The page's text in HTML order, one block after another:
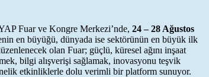
Fuar ve Kongre Merkezi’nde, 24 – 28 Ağustos
en büyüğü, dünyada ise sektörünün en büyük ilk
olan Fuar; güçlü, küresel ağını inşaat
bilgi alışverişi sağlamak, inovasyonu teşvik
etkinliklerle dolu verimli bir platform sunuyor.